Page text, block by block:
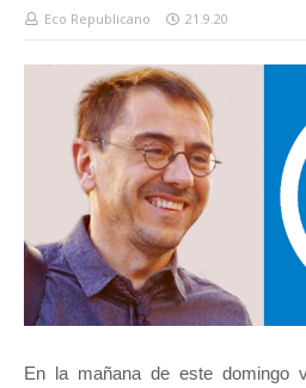
Eco Republicano 21.9.20
En la mañana de este domingo